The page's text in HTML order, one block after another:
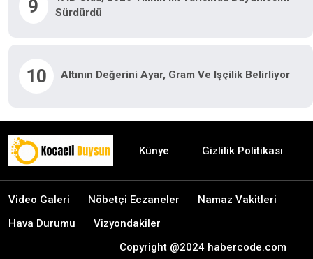
9
Sürdürdü
10 Altının Değerini Ayar, Gram Ve Işçilik Belirliyor
Künye Gizlilik Politikası
Video Galeri Nöbetçi Eczaneler
Namaz Vakitleri
Hava Durumu
Vizyondakiler
Copyright @2024 habercode.com